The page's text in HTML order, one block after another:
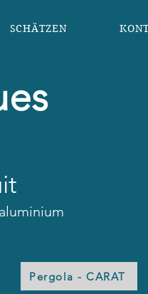
SCHÄTZEN
Pergola - CARAT